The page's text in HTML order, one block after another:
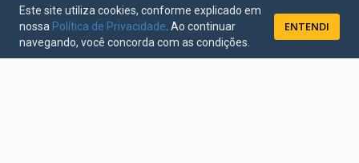
Este site utiliza cookies, conforme explicado em
nossa Política de Privacidade . Ao continuar
navegando, você concorda com as condições.
ENTENDI